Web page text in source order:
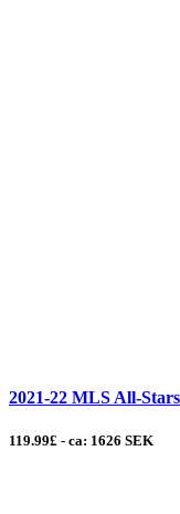
2021-22 MLS All-
119.99£ - ca: 1626 SEK